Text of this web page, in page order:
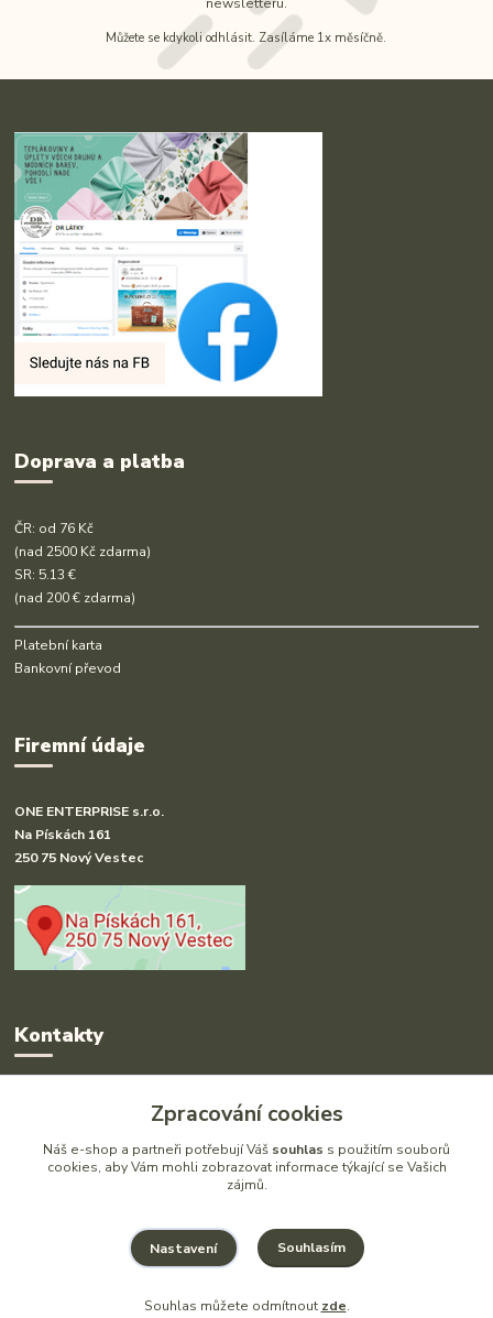
newsletteru.
Můžete se kdykoli odhlásit. Zasíláme 1x měsíčně.
Doprava a platba
ČR: od 76 Kč
(nad 2500 Kč zdarma)
SR: 5.13 €
(nad 200 € zdarma)
Platební karta
Bankovní převod
Firemní údaje
ONE ENTERPRISE s.r.o.
Na Pískách 161
250 75 Nový Vestec
Kontakty
Radka Hakl
+420 777 613 020
(Po-Pá, 9-16 hod.)
Vytvořeno na Eshop-rychle.cz
Zpracování cookies
Náš e-shop a partneři potřebují Váš souhlas s použitím souborů
cookies, aby Vám mohli zobrazovat informace týkající se Vašich
zájmů.
Nastavení Souhlasím
Souhlas můžete odmítnout zde.